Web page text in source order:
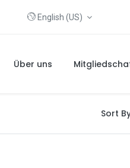
English (US)
Über uns
Sort